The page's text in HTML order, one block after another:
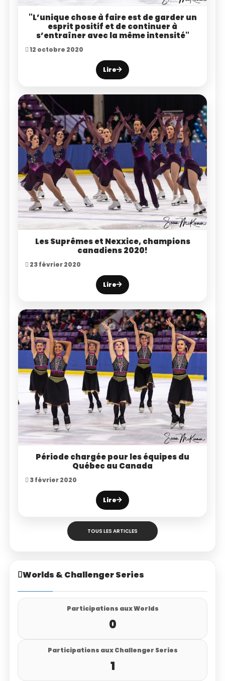
"L’unique chose à faire est de garder un
esprit positif et de continuer à
s’entraîner avec la même intensité"
12 octobre 2020
Lire
Les Suprêmes et Nexxice, champions
canadiens 2020!
23 février 2020
Lire
Période chargée pour les équipes du
Québec au Canada
3 février 2020
Lire
TOUS LES ARTICLES
Worlds & Challenger Series
Participations aux Worlds
0
Participations aux Challenger Series
1